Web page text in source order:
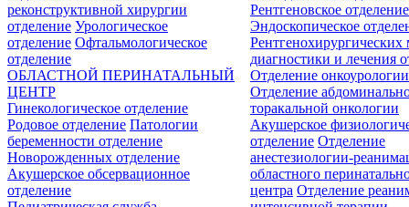
реконструктивной хирургии
отделение Урологическое
отделение Офтальмологическое
отделение
Рентгеновское отделение
Эндоскопическое
Рентгенохирургических
диагностики и лечения
Отделение онкоурологии
Отделение
торакальной онкологии
ОБЛАСТНОЙ ПЕРИНАТАЛЬНЫЙ
ЦЕНТР
Гинекологическое отделение
Родовое отделение Патологии
беременности отделение
Новорожденных отделение
Акушерское обсервационное
отделение
Акушерское
отделение Отделение
анестезиологии-
областного
центра Отделение